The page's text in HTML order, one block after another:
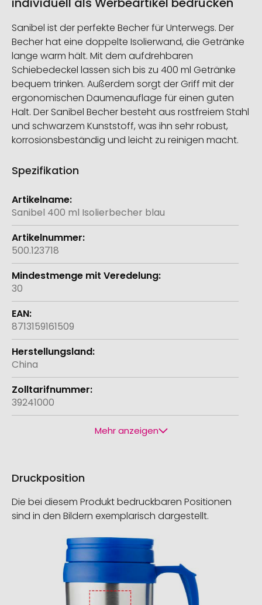
Sanibel ist der perfekte Becher für Unterwegs. Der
Becher hat eine doppelte Isolierwand, die Getränke
lange warm hält. Mit dem aufdrehbaren
Schiebedeckel lassen sich bis zu 400 ml Getränke
bequem trinken. Außerdem sorgt der Griff mit der
ergonomischen Daumenauflage für einen guten
Halt. Der Sanibel Becher besteht aus rostfreiem Stahl
und schwarzem Kunststoff, was ihn sehr robust,
korrosionsbeständig und leicht zu reinigen macht.
Spezifikation
Weitere
Informationen
Sanibel 400 ml Isolierbecher blau
500.123718
30
8713159161509
China
39241000
Mehr anzeigen
Druckposition
Die bei diesem Produkt bedruckbaren Positionen
sind in den Bildern exemplarisch dargestellt.